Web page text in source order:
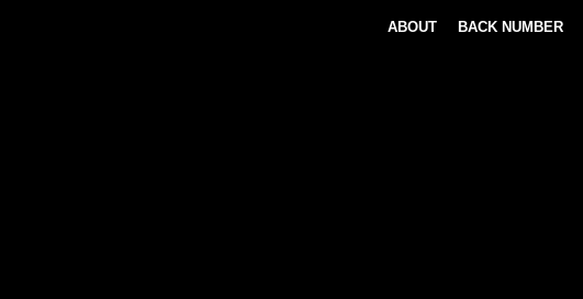
ABOUT BACK NUMBER